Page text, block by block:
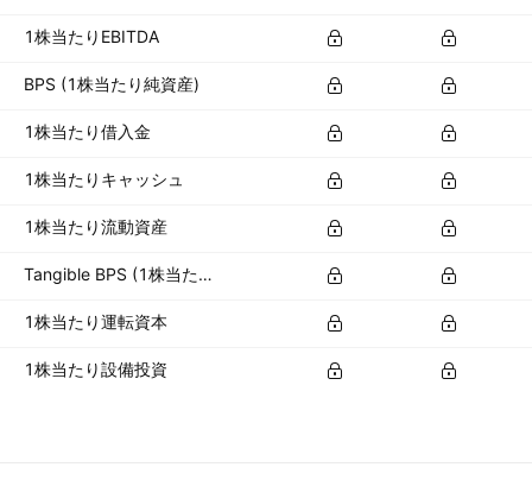
1株当たりEBITDA
BPS (1株当たり純資産)
1株当たり借入金
1株当たりキャッシュ
1株当たり流動資産
Tangible BPS (1株当たり有形資産)
1株当たり運転資本
1株当たり設備投資